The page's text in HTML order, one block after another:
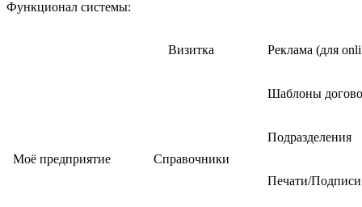
Функционал системы:
Визитка Реклама (для
Моё предприятие Справочники
Шаблоны
Подразделения
Печати/Подписи